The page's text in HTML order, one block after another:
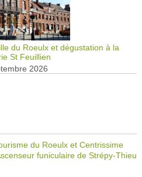
du Roeulx et dégustation à la
St Feuillien
2026
du Roeulx et Centrissime
funiculaire de Strépy-Thieu